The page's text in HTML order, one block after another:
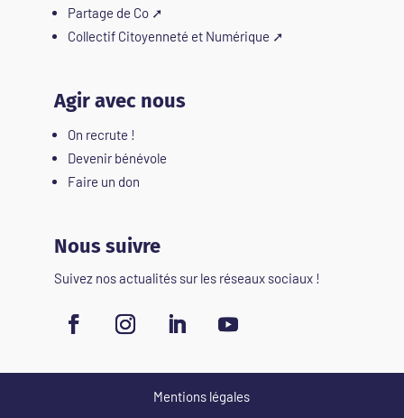
Partage de Co➚
Collectif Citoyenneté et Numérique ➚
Agir avec nous
On recrute !
Devenir bénévole
Faire un don
Nous suivre
Suivez nos actualités sur les réseaux sociaux !
Mentions légales